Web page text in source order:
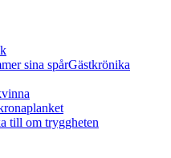
sina spårGästkrönika
planket
till om tryggheten